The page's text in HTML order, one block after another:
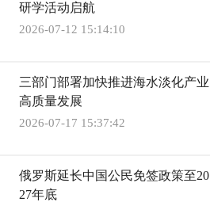
研学活动启航
2026-07-12 15:14:10
三部门部署加快推进海水淡化产业
高质量发展
2026-07-17 15:37:42
俄罗斯延长中国公民免签政策至20
27年底